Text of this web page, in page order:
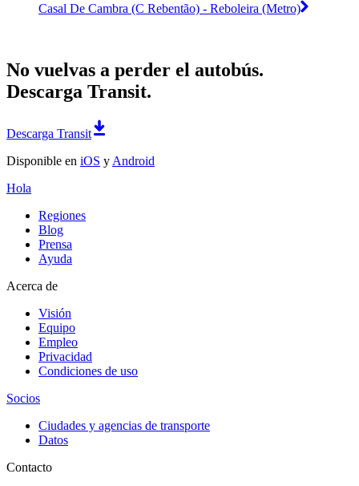
Casal De Cambra (C Rebentão) - Reboleira (Metro)
No vuelvas a perder el autobús.
Descarga Transit.
Descarga Transit
Disponible en iOS y Android
Hola
Regiones
Blog
Prensa
Ayuda
Acerca de
Visión
Equipo
Empleo
Privacidad
Condiciones de uso
Socios
Ciudades y agencias de transporte
Datos
Contacto